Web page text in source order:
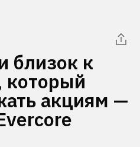
близок к
который
акциям —